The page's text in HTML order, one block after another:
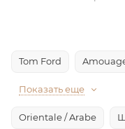
Tom Ford
Показать еще
Orientale / Arabe